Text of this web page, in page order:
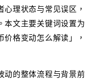
理状态与常见误区，
本文主要关键词设置为
价格变动怎么解读」，
动的整体流程与背景前